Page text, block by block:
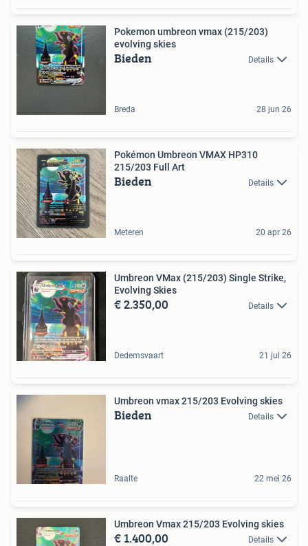
Pokemon umbreon vmax (215/203)
evolving skies
Bieden Details
Breda 28 jun 26
Pokémon Umbreon VMAX HP310
215/203 Full Art
Bieden Details
Meteren 20 apr 26
Umbreon VMax (215/203) Single Strike,
Evolving Skies
€ 2.350,00 Details
Dedemsvaart 21 jul 26
Umbreon vmax 215/203 Evolving skies
Bieden Details
Raalte 22 mei 26
Umbreon Vmax 215/203 Evolving skies
€ 1.400,00 Details